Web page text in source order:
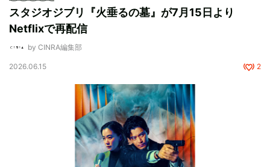
スタジオジブリ『火垂るの墓』が7月15日より
Netflixで再配信
by CINRA編集部
2026.06.15 2